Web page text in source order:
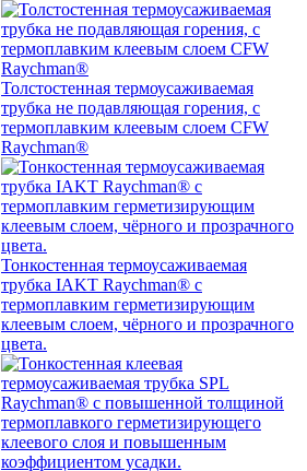
Толстостенная термоусаживаемая
трубка не подавляющая горения, с
термоплавким клеевым слоем CFW
Raychman®
Тонкостенная термоусаживаемая
трубка IAKT Raychman® с
термоплавким герметизирующим
клеевым слоем, чёрного и прозрачного
цвета.